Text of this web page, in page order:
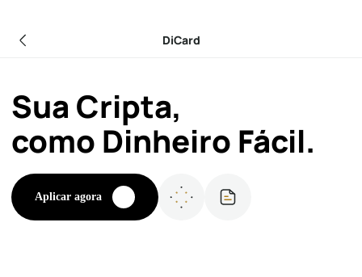
DiCard
Sua Cripta,
como Dinheiro Fácil.
Aplicar agora